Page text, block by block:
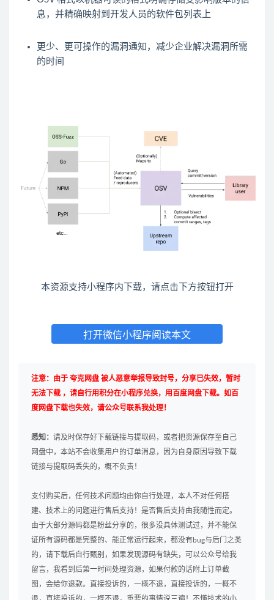
息，并精确映射到开发人员的软件包列表上
更少、更可操作的漏洞通知，减少企业解决漏洞所需
的时间
本资源支持小程序内下载，请点击下方按钮打开
打开微信小程序阅读本文
注意：由于 夸克网盘 被人恶意举报导致封号，分享已失效，暂时
无法下载 ，请自行用积分在小程序兑换，用百度网盘下载。如百
度网盘下载也失效，请公众号联系我处理！
悉知： 请及时保存好下载链接与提取码，或者把资源保存至自己
网盘中，本站不会收集用户的订单消息，因为自身原因导致下载
链接与提取码丢失的，概不负责！
支付购买后，任何技术问题均由你自行处理，本人不对任何搭
建、技术上的问题进行售后支持！是否售后支持由我随性而定。
由于大部分源码都是粉丝分享的，很多没具体测试过，并不能保
证所有源码都是完整的、能正常运行起来，都没有bug与后门之类
的，请下载后自行甄别，如果发现源码有缺失，可以公众号给我
留言，我看到后第一时间处理资源，如果付款的话附上订单截
图，会给你退款。直接投诉的，一概不退，直接投诉的，一概不